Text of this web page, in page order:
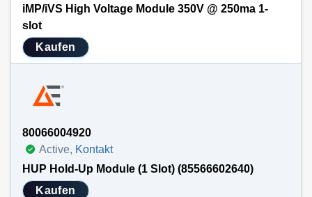
iMP/iVS High Voltage Module 350V @ 250ma 1-
slot
Kaufen
80066004920
Active, Kontakt
HUP Hold-Up Module (1 Slot) (85566602640)
Kaufen